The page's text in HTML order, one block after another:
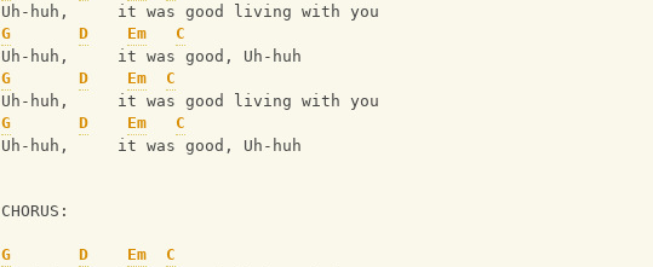
Uh-huh,     it was good living with you
G
D Em
C
Uh-huh,     it was good, Uh-huh
G
D Em
C
Uh-huh,     it was good living with you
G
D Em
C
Uh-huh,     it was good, Uh-huh
CHORUS:
G D Em
C